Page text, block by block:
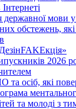
мови у
обстежень,
2026
осіб, які
та молоді з